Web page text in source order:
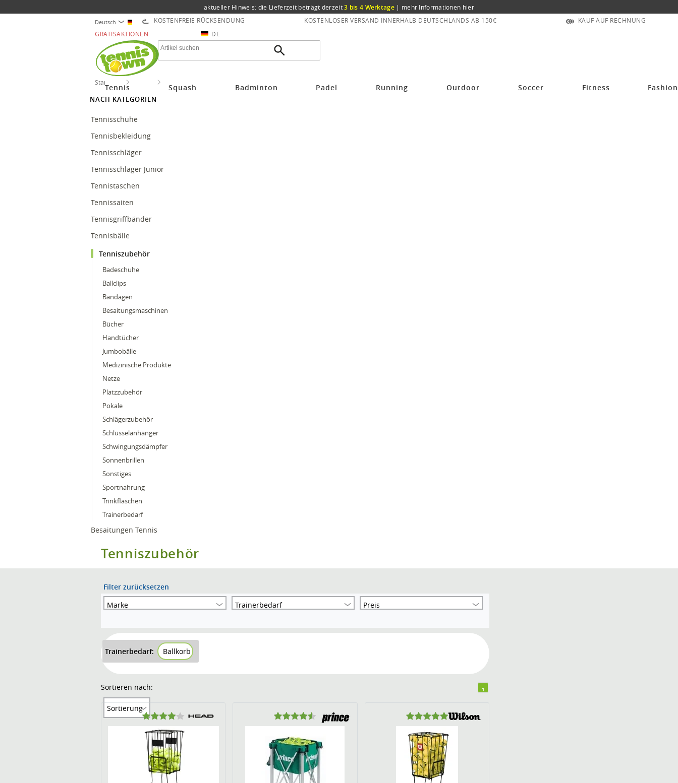
aktueller Hinweis: die Lieferzeit beträgt derzeit3 bis 4 Werktage | mehr Informationen hier
Deutsch KOSTENFREIE RÜCKSENDUNG KOSTENLOSER VERSAND INNERHALB DEUTSCHLANDS AB 150€
KAUF AUF RECHNUNG
GRATISAKTIONEN
DE
Tennis Squash Badminton Padel Running Outdoor Soccer Fitness Fashion
Startseite
NACH KATEGORIEN
Tennisschuhe
Tennisbekleidung
Tennisschläger
Tennisschläger Junior
Tennistaschen
Tennissaiten
Tennisgriffbänder
Tennisbälle
Tenniszubehör
Badeschuhe
Ballclips
Bandagen
Besaitungsmaschinen
Bücher
Handtücher
Jumbobälle
Medizinische Produkte
Netze
Platzzubehör
Pokale
Schlägerzubehör
Schlüsselanhänger
Schwingungsdämpfer
Sonnenbrillen
Sonstiges
Sportnahrung
Trinkflaschen
Trainerbedarf
Besaitungen Tennis
Tenniszubehör
Filter zurücksetzen
Marke
Trainerbedarf Preis
Trainerbedarf: Ballkorb
Sortieren nach:
Sortierung
1